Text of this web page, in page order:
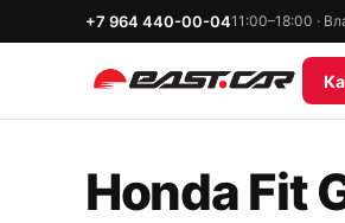
+7 964 440-00-0411:00–18:00 ·
Honda Fit